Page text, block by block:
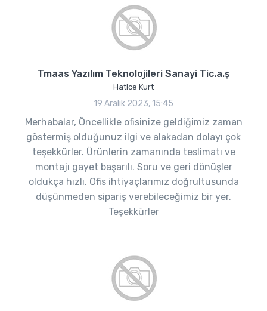
Tmaas Yazılım Teknolojileri Sanayi Tic.a.ş
Hatice Kurt
19 Aralık 2023, 15:45
Merhabalar, Öncellikle ofisinize geldiğimiz zaman
göstermiş olduğunuz ilgi ve alakadan dolayı çok
teşekkürler. Ürünlerin zamanında teslimatı ve
montajı gayet başarılı. Soru ve geri dönüşler
oldukça hızlı. Ofis ihtiyaçlarımız doğrultusunda
düşünmeden sipariş verebileceğimiz bir yer.
Teşekkürler